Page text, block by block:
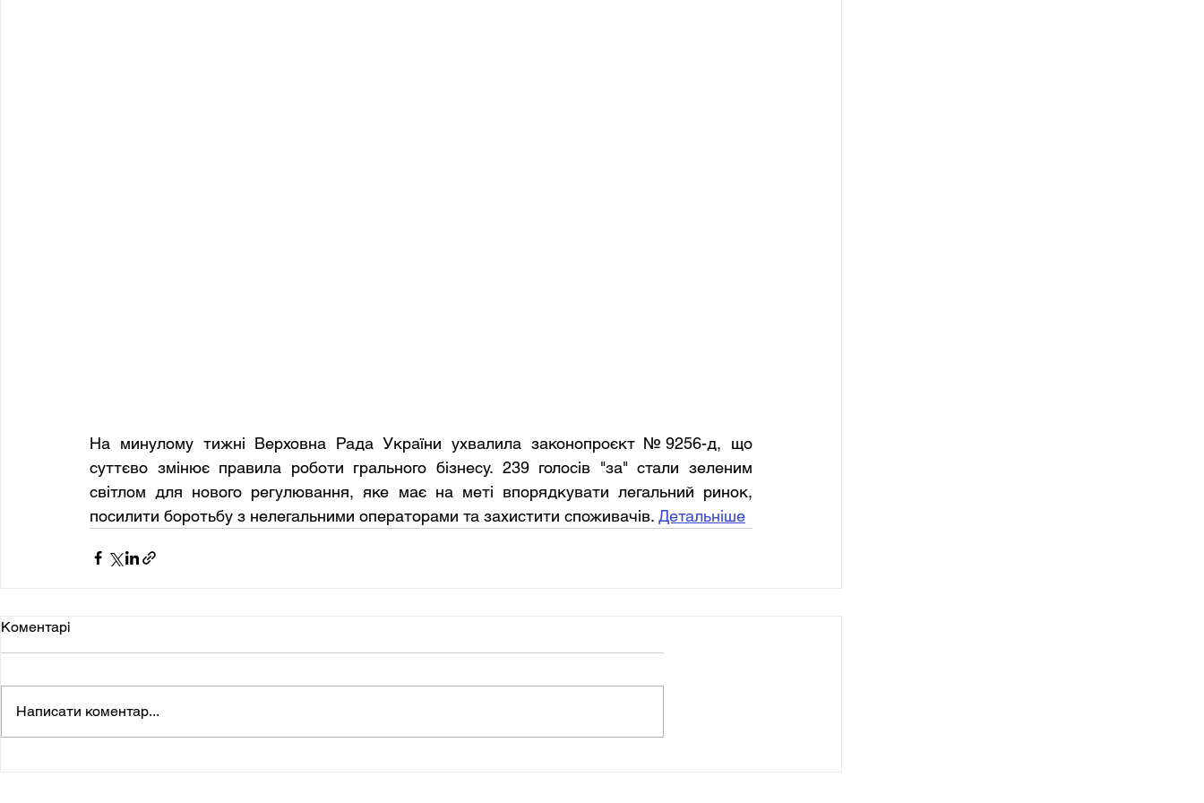
На минулому тижні Верховна Рада України ухвалила законопроєкт №9256-д, що
суттєво змінює правила роботи грального бізнесу. 239 голосів "за" стали зеленим
світлом для нового регулювання, яке має на меті впорядкувати легальний ринок,
посилити боротьбу з нелегальними операторами та захистити споживачів. Детальніше
Коментарі
Написати коментар...